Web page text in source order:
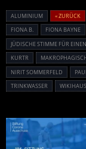
ALUMINIUM « ZURÜCK
FIONA B.
FIONA BAYNE
JÜDISCHE STIMME FÜR
KURTR
NIRIT SOMMERFELD
TRINKWASSER